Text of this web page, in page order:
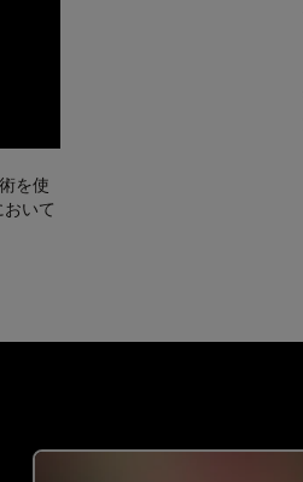
を使
いて